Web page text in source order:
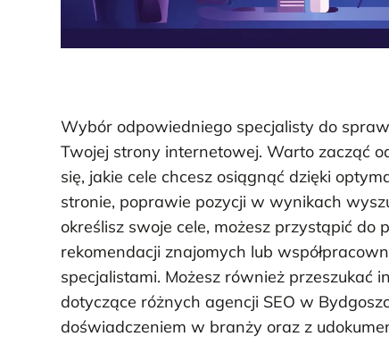
Wybór odpowiedniego specjalisty do
Twojej strony internetowej. Warto zacząć
się, jakie cele chcesz osiągnąć dzięki
stronie, poprawie pozycji w wynikach
określisz swoje cele, możesz przystąpić do
rekomendacji znajomych lub
specjalistami. Możesz również przeszukać
dotyczące różnych agencji SEO w
doświadczeniem w branży oraz z